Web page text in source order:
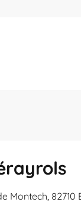
Montech, 82710